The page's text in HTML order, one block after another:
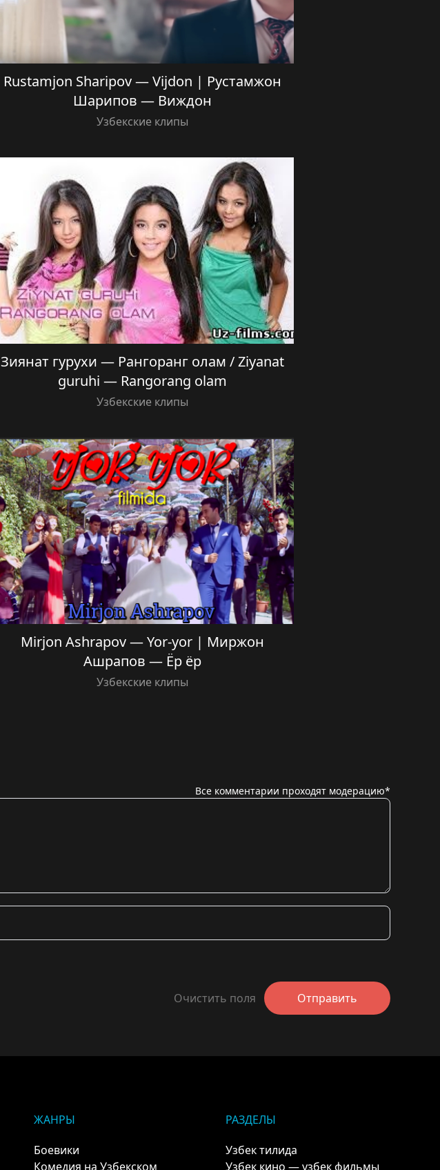
Rustamjon Sharipov — Vijdon | Рустамжон
Шарипов — Виждон
Узбекские клипы
Зиянат гурухи — Рангоранг олам / Ziyanat
guruhi — Rangorang olam
Узбекские клипы
Mirjon Ashrapov — Yor-yor | Миржон
Ашрапов — Ёр ёр
Узбекские клипы
Все комментарии проходят модерацию*
Очистить поля Отправить
ЖАНРЫ
Боевики
Комедия на Узбекском
РАЗДЕЛЫ
Узбек тилида
Узбек кино — узбек фильмы